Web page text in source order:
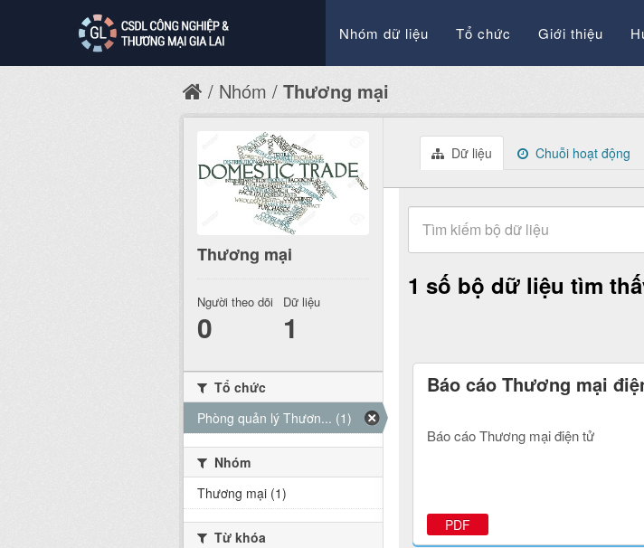
Nhóm dữ liệu Tổ chức Giới thiệu
Nhóm Thương mại
Dữ liệu Chuỗi hoạt động
1 số bộ dữ liệu tìm
Báo cáo Thương mại
Báo cáo Thương mại điện tử
PDF
Thương mại
Người theo dõi
0
Dữ liệu
1
Tổ chức
Phòng quản lý Thươn... (1)
Nhóm
Thương mại (1)
Từ khóa